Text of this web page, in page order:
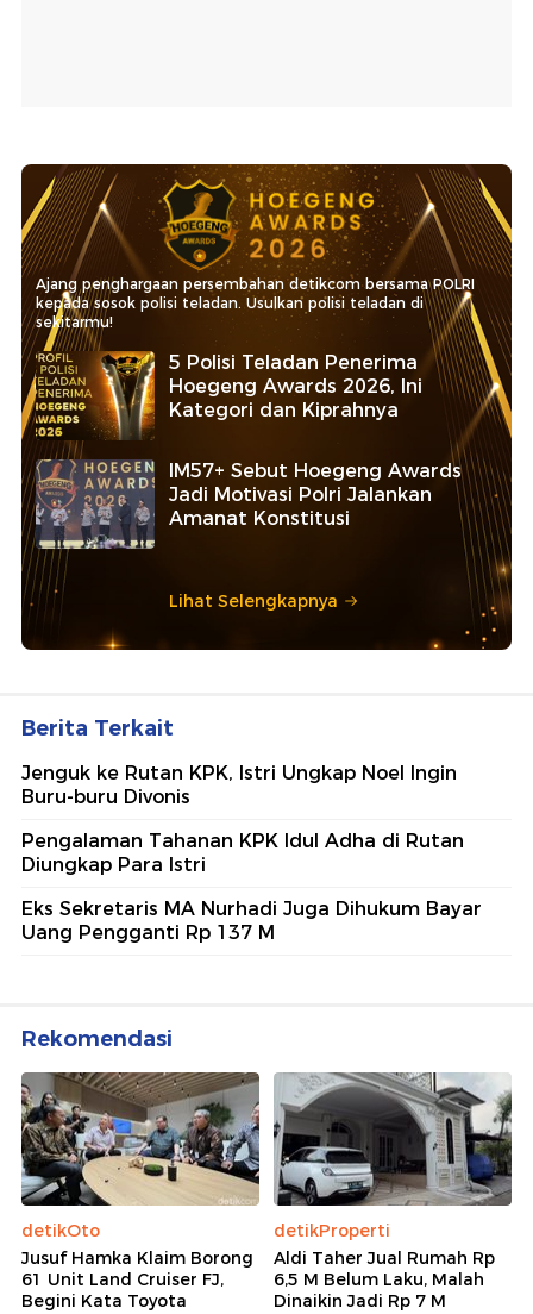
Ajang penghargaan persembahan detikcom bersama POLRI
kepada sosok polisi teladan. Usulkan polisi teladan di
sekitarmu!
5 Polisi Teladan Penerima
Hoegeng Awards 2026, Ini
Kategori dan Kiprahnya
IM57+ Sebut Hoegeng Awards
Jadi Motivasi Polri Jalankan
Amanat Konstitusi
Lihat Selengkapnya
Berita Terkait
Jenguk ke Rutan KPK, Istri Ungkap Noel Ingin
Buru-buru Divonis
Pengalaman Tahanan KPK Idul Adha di Rutan
Diungkap Para Istri
Eks Sekretaris MA Nurhadi Juga Dihukum Bayar
Uang Pengganti Rp 137 M
Rekomendasi
detikOto
Jusuf Hamka Klaim Borong
61 Unit Land Cruiser FJ,
Begini Kata Toyota
detikProperti
Aldi Taher Jual Rumah Rp
6,5 M Belum Laku, Malah
Dinaikin Jadi Rp 7 M